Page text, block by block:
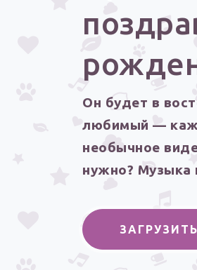
Он будет в
любимый —
необычное
нужно? Музыка